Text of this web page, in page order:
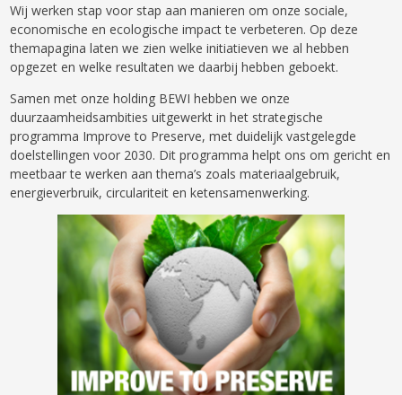
Wij werken stap voor stap aan manieren om onze sociale,
economische en ecologische impact te verbeteren. Op deze
themapagina laten we zien welke initiatieven we al hebben
opgezet en welke resultaten we daarbij hebben geboekt.
Samen met onze holding BEWI hebben we onze
duurzaamheidsambities uitgewerkt in het strategische
programma Improve to Preserve, met duidelijk vastgelegde
doelstellingen voor 2030. Dit programma helpt ons om gericht en
meetbaar te werken aan thema’s zoals materiaalgebruik,
energieverbruik, circulariteit en ketensamenwerking.